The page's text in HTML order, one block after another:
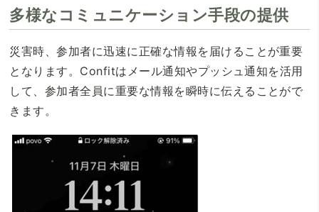
多様なコミュニケーション手段の提供
災害時、参加者に迅速に正確な情報を届けることが重要
となります。Confitはメール通知やプッシュ通知を活用
して、参加者全員に重要な情報を瞬時に伝えることがで
きます。